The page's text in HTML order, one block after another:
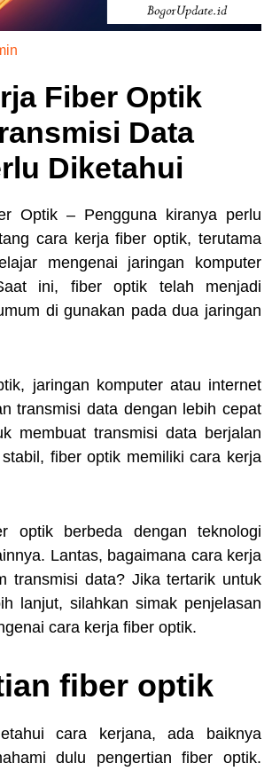
Fiber Optik
Data
Diketahui
Optik – Pengguna kiranya perlu
cara kerja fiber optik, terutama
mengenai jaringan komputer
ini, fiber optik telah menjadi
di gunakan pada dua jaringan
jaringan komputer atau internet
transmisi data dengan lebih cepat
membuat transmisi data berjalan
fiber optik memiliki cara kerja
optik berbeda dengan teknologi
Lantas, bagaimana cara kerja
transmisi data? Jika tertarik untuk
lanjut, silahkan simak penjelasan
cara kerja fiber optik.
fiber optik
cara kerjana, ada baiknya
dulu pengertian fiber optik.